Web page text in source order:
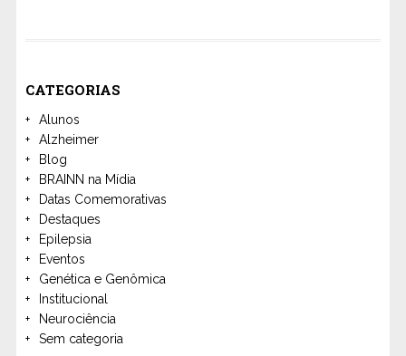
CATEGORIAS
Alunos
Alzheimer
Blog
BRAINN na Mídia
Datas Comemorativas
Destaques
Epilepsia
Eventos
Genética e Genômica
Institucional
Neurociência
Sem categoria